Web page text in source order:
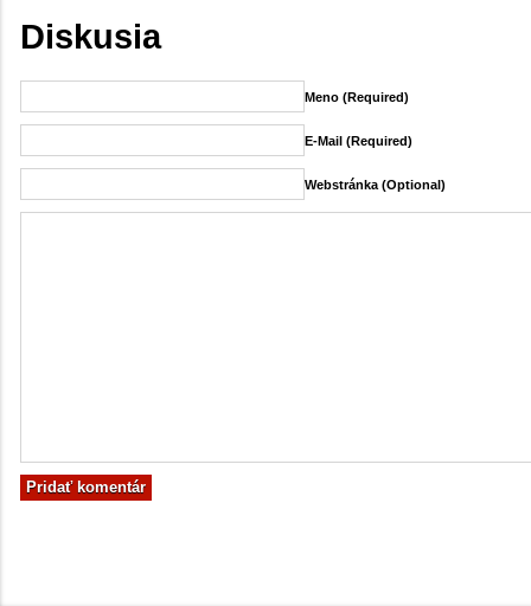
Diskusia
Meno (required)
E-Mail (required)
Webstránka (Optional)